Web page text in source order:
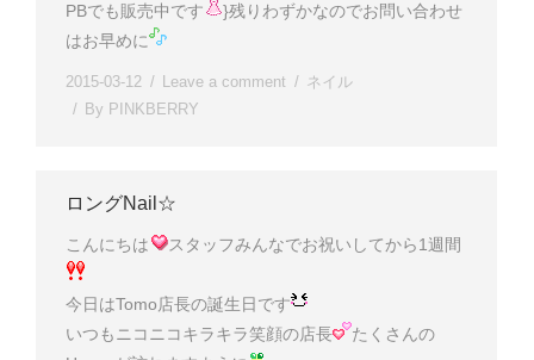
PBでも販売中です
}残りわずかなのでお問い合わせ
はお早めに
2015-03-12 Leave a comment
ネイル
By PINKBERRY
ロングNail☆
こんにちは スタッフみんなでお祝いしてから1週間
今日はTomo店長の誕生日です
いつもニコニコキラキラ笑顔の店長
たくさんの